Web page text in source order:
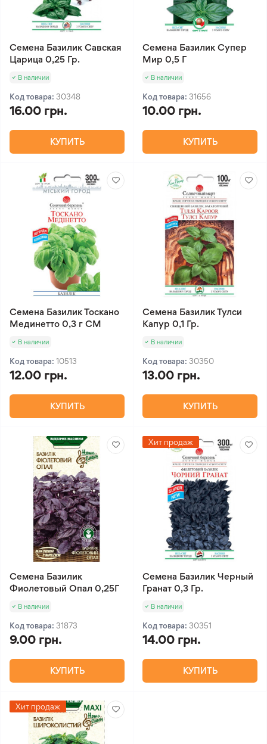
Семена Базилик Савская
Царица 0,25 Гр.
В наличии
Код товара: 30348
16.00 грн.
КУПИТЬ
Семена Базилик Супер
Мир 0,5 Г
В наличии
Код товара: 31656
10.00 грн.
КУПИТЬ
Семена Базилик Тоскано
Мединетто 0,3 г СМ
В наличии
Код товара: 10513
12.00 грн.
КУПИТЬ
Семена Базилик Тулси
Капур 0,1 Гр.
В наличии
Код товара: 30350
13.00 грн.
КУПИТЬ
Семена Базилик
Фиолетовый Опал 0,25Г
В наличии
Код товара: 31873
9.00 грн.
КУПИТЬ
Хит продаж
Семена Базилик Черный
Гранат 0,3 Гр.
В наличии
Код товара: 30351
14.00 грн.
КУПИТЬ
Хит продаж